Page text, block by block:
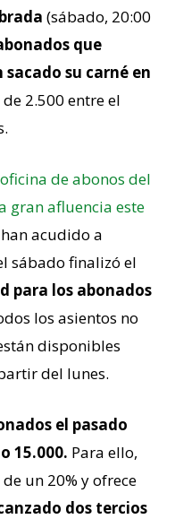
(sábado, 20:00
que
su carné en
de 2.500 entre el
de abonos del
gran afluencia este
acudido a
sábado finalizó el
para los abonados
los asientos no
disponibles
del lunes.
el pasado
15.000. Para ello,
un 20% y ofrece
dos tercios